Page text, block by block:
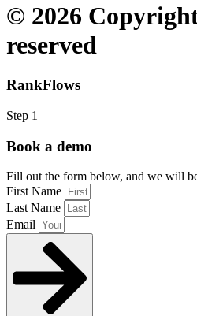
© 2026
reserved
RankFlows
Step 1
Book a demo
Fill out the form below, and we will
First Name
Last Name
Email